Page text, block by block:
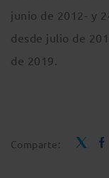
junio de 2012- y
desde julio de
de 2019.
Comparte: